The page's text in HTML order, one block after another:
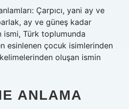
Çarpıcı, yani ay ve
ay ve güneş kadar
ismi, Türk toplumunda
esinlenen çocuk isimlerinden
oluşan ismin
ANLAMA